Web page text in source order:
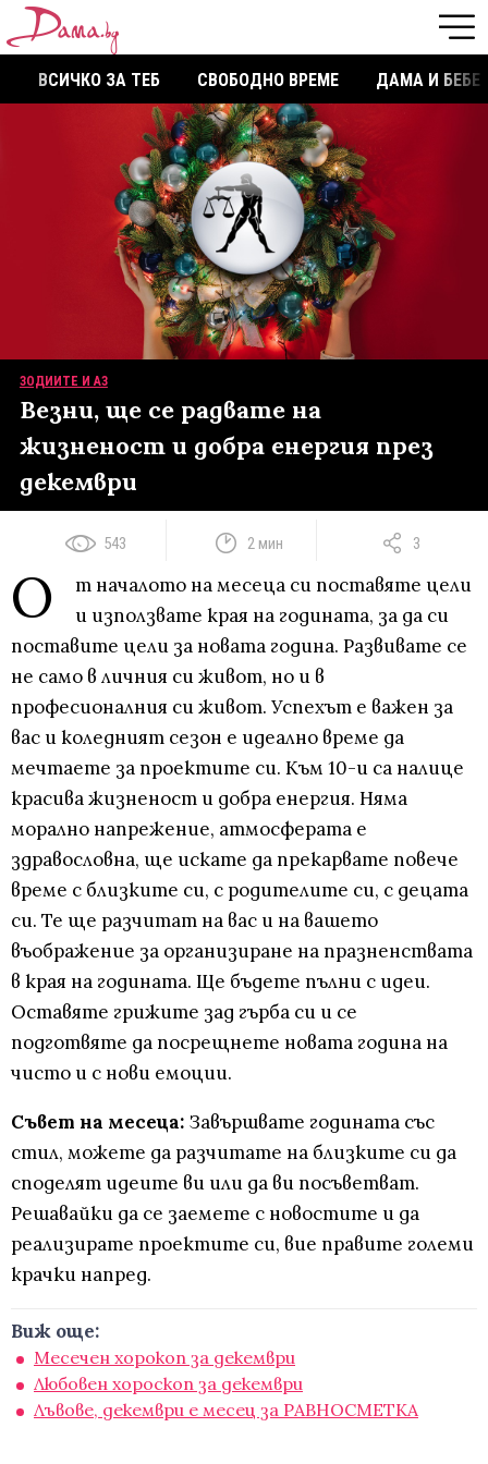
ВСИЧКО ЗА ТЕБ СВОБОДНО ВРЕМЕ ДАМА И БЕБЕ
ЗОДИИТЕ И АЗ
Везни, ще се радвате на
жизненост и добра енергия през
декември
543 2 мин 3
О
т началото на месеца си поставяте цели
и използвате края на годината, за да си
поставите цели за новата година. Развивате се
не само в личния си живот, но и в
професионалния си живот. Успехът е важен за
вас и коледният сезон е идеално време да
мечтаете за проектите си. Към 10-и са налице
красива жизненост и добра енергия. Няма
морално напрежение, атмосферата е
здравословна, ще искате да прекарвате повече
време с близките си, с родителите си, с децата
си. Те ще разчитат на вас и на вашето
въображение за организиране на празненствата
в края на годината. Ще бъдете пълни с идеи.
Оставяте грижите зад гърба си и се
подготвяте да посрещнете новата година на
чисто и с нови емоции.
Съвет на месеца: Завършвате годината със
стил, можете да разчитате на близките си да
споделят идеите ви или да ви посъветват.
Решавайки да се заемете с новостите и да
реализирате проектите си, вие правите големи
крачки напред.
Виж още:
Месечен хорокоп за декември
Любовен хороскоп за декември
Лъвове, декември е месец за РАВНОСМЕТКА